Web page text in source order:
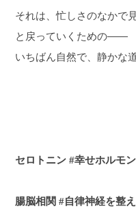
それは、忙しさのなかで
と戻っていくための――
いちばん自然で、静かな
セロトニン #幸せホルモ
腸脳相関 #自律神経を整